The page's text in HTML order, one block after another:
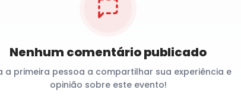
Nenhum comentário publicado
a primeira pessoa a compartilhar sua experiência e
opinião sobre este evento!